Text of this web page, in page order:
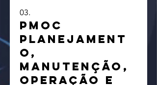
03.
PMOC
Planejament
o,
Manutenção,
Operação e